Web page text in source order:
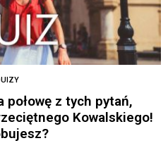
z tych pytań,
Kowalskiego!